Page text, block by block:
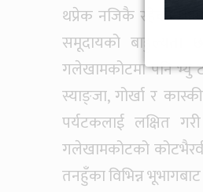
थप्रेक नजिकै रहेको
समूदायको बाहुल्यता
गलेखामकोटमा पनि भ्यु
स्याङ्जा, गोर्खा र
पर्यटकलाई लक्षित
गलेखामकोटको
तनहुँका विभिन्न